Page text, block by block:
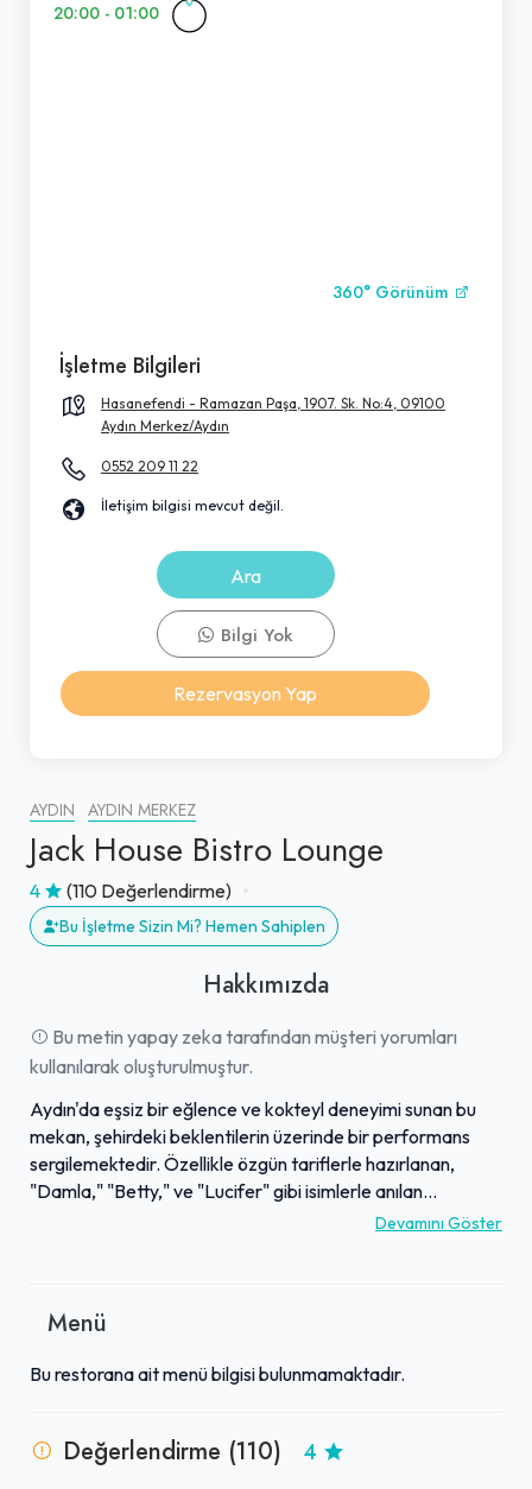
AYDIN AYDIN MERKEZ
Jack House Bistro Lounge
4 (110 Değerlendirme)
Bu İşletme Sizin Mi? Hemen Sahiplen
Hakkımızda
Bu metin yapay zeka tarafından müşteri yorumları
kullanılarak oluşturulmuştur.
Aydın'da eşsiz bir eğlence ve kokteyl deneyimi sunan bu
mekan, şehirdeki beklentilerin üzerinde bir performans
sergilemektedir. Özellikle özgün tariflerle hazırlanan,
"Damla," "Betty," ve "Lucifer" gibi isimlerle anılan
kokteylleri, misafirler tarafından İstanbul'un Boğaz
ortam sağlamaktadır. İşletme, güler yüzlü, ilgili ve
verirken, özellikle kadınların rahatça eğlenebilmesi için
ziyaretçilere kaliteli ve unutulmaz anlar sunan, popüler bir
buluşma noktasıdır.
Devamını Göster
Menü
Bu restorana ait menü bilgisi bulunmamaktadır.
Değerlendirme (110) 4
20:00 - 01:00
360° Görünüm
İşletme Bilgileri
Hasanefendi - Ramazan Paşa, 1907. Sk. No:4, 09100
Aydın Merkez/Aydın
0552 209 11 22
İletişim bilgisi mevcut değil.
Ara
Bilgi Yok
Rezervasyon Yap